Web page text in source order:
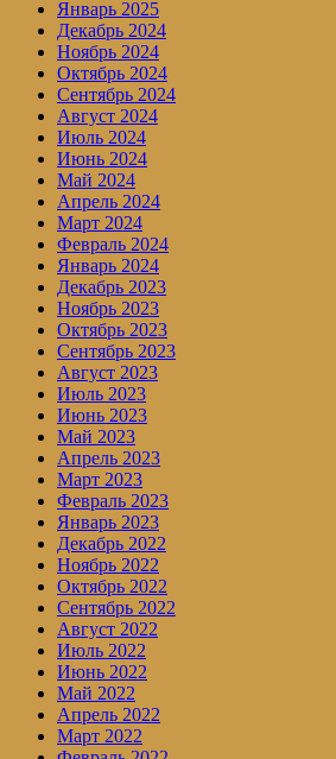
Январь 2025
Декабрь 2024
Ноябрь 2024
Октябрь 2024
Сентябрь 2024
Август 2024
Июль 2024
Июнь 2024
Май 2024
Апрель 2024
Март 2024
Февраль 2024
Январь 2024
Декабрь 2023
Ноябрь 2023
Октябрь 2023
Сентябрь 2023
Август 2023
Июль 2023
Июнь 2023
Май 2023
Апрель 2023
Март 2023
Февраль 2023
Январь 2023
Декабрь 2022
Ноябрь 2022
Октябрь 2022
Сентябрь 2022
Август 2022
Июль 2022
Июнь 2022
Май 2022
Апрель 2022
Март 2022